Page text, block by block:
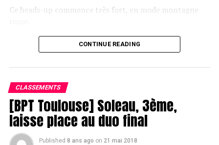
Ce heads-up commence très fort, en mode montagne
Le champagne va réchauffer si les deux finalistes ne se décident pas !
CONTINUE READING
CLASSEMENTS
[BPT Toulouse] Soleau, 3ème,
laisse place au duo final
Published 8 ans ago on 21 mai 2018